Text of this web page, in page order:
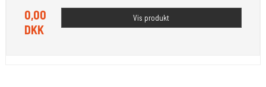
0,00
DKK
Vis produkt